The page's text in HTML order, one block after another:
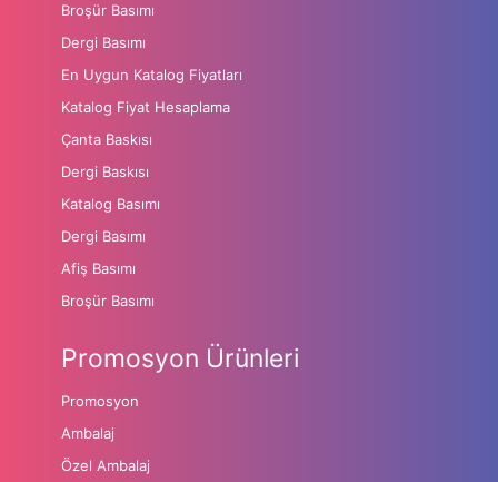
Broşür Basımı
Dergi Basımı
En Uygun Katalog Fiyatları
Katalog Fiyat Hesaplama
Çanta Baskısı
Dergi Baskısı
Katalog Basımı
Dergi Basımı
Afiş Basımı
Broşür Basımı
Promosyon Ürünleri
Promosyon
Ambalaj
Özel Ambalaj